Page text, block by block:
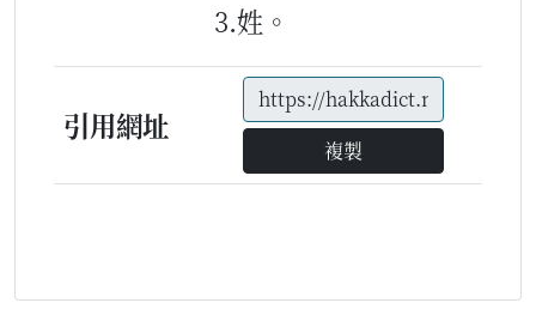
3.姓。
引用網址
複製